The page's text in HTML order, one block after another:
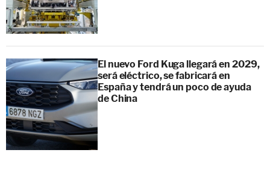
El nuevo Ford Kuga llegará en 2029,
será eléctrico, se fabricará en
España y tendrá un poco de ayuda
de China